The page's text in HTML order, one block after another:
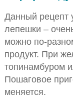
Данный рецепт
лепешки –
можно по-
продукт. При
топинамбуром
Пошаговое
меняется.